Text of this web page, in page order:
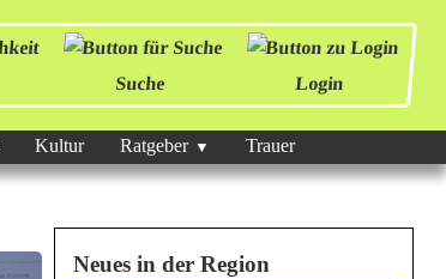
Suche Login
Kultur Ratgeber Trauer
Neues in der Region